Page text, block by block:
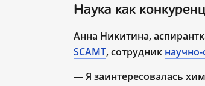
Наука как
Анна Никитина,
SCAMT, сотрудник
— Я заинтересовалась